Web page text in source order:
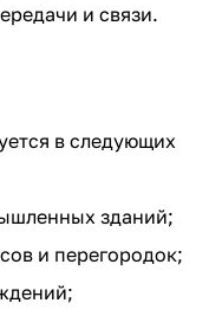
и связи.
в следующих
зданий;
и перегородок;